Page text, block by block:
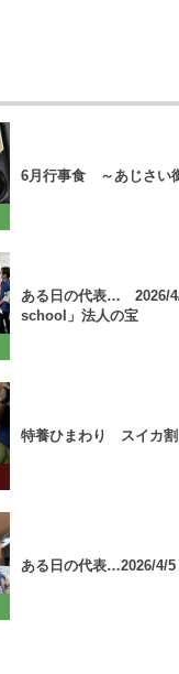
6月行事食 ～あじさい
ある日の代表… 2026/
school」法人の宝
特養ひまわり スイカ割
ある日の代表…2026/4/5